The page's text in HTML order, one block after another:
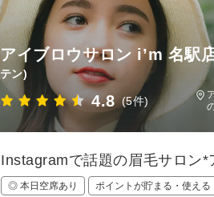
アイブロウサロン i’m 名駅
テン)
4.8 (5件)
Instagramで話題の眉毛サロン
◎ 本日空席あり ポイントが貯まる・使える